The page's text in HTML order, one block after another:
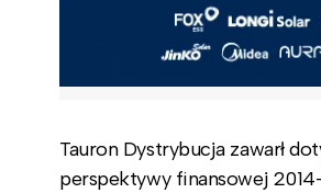
Tauron Dystrybucja zawarł
perspektywy finansowej